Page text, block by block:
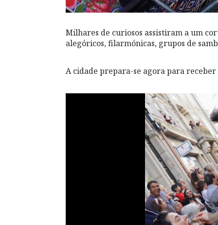
Milhares de curiosos assistiram a um
alegóricos, filarmónicas, grupos de
A cidade prepara-se agora para